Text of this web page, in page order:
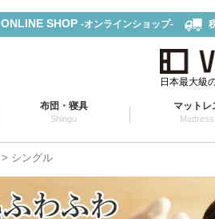
ONLINE SHOP -オンラインショップ-
日本最大級
布団・寝具
Shingu
マットレ
Mattress
シングル